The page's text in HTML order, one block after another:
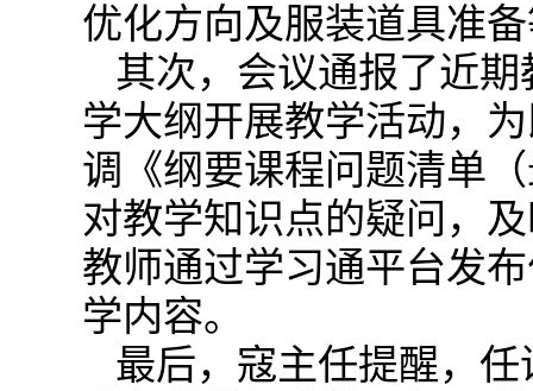
优化方向及服装道具准
其次，会议通报了近
学大纲开展教学活动，
调《纲要课程问题清单
对教学知识点的疑问，
教师通过学习通平台发
学内容。
最后，寇主任提醒，